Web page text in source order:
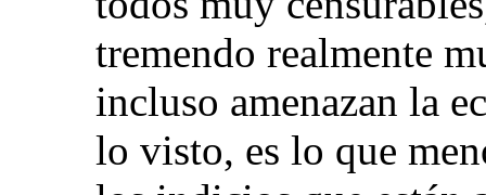
tremendo realmente
incluso amenazan la
lo visto, es lo que